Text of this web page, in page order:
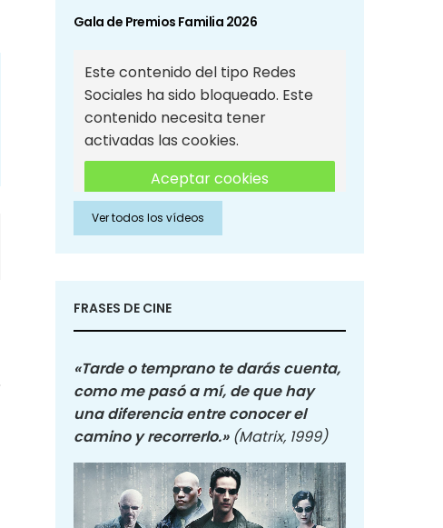
Gala de Premios Familia 2026
Este contenido del tipo Redes
Sociales ha sido bloqueado. Este
contenido necesita tener
activadas las cookies.
Aceptar cookies
Aceptar cookies de Redes
Sociales
Ver todos los vídeos
FRASES DE CINE
«Tarde o temprano te darás cuenta,
como me pasó a mí, de que hay
una diferencia entre conocer el
camino y recorrerlo.» (Matrix, 1999)